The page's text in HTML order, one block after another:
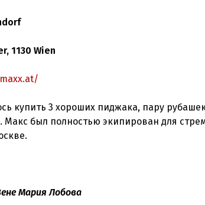
1130 Wien
купить 3 хороших пиджака, пару
Макс был полностью экипирован для
Мария Лобова